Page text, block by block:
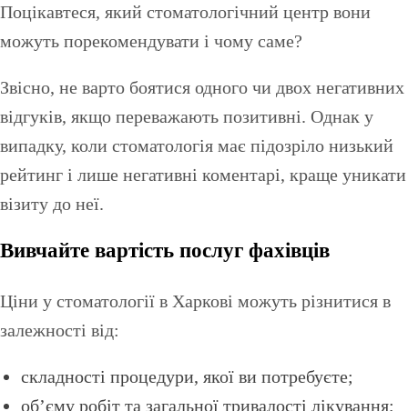
Поцікавтеся, який стоматологічний центр вони
можуть порекомендувати і чому саме?
Звісно, не варто боятися одного чи двох негативних
відгуків, якщо переважають позитивні. Однак у
випадку, коли стоматологія має підозріло низький
рейтинг і лише негативні коментарі, краще уникати
візиту до неї.
Вивчайте вартість послуг фахівців
Ціни у стоматології в Харкові можуть різнитися в
залежності від:
складності процедури, якої ви потребуєте;
об’єму робіт та загальної тривалості лікування;